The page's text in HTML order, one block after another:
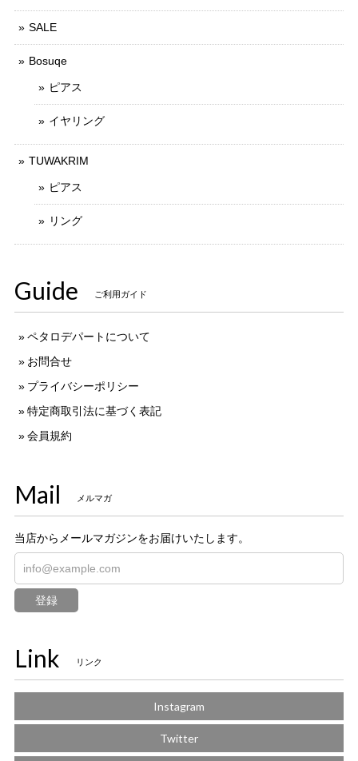
SALE
Bosuqe
ピアス
イヤリング
TUWAKRIM
ピアス
リング
Guide ご利用ガイド
ペタロデパートについて
お問合せ
プライバシーポリシー
特定商取引法に基づく表記
会員規約
Mail メルマガ
当店からメールマガジンをお届けいたします。
登録
Link リンク
Instagram
Twitter